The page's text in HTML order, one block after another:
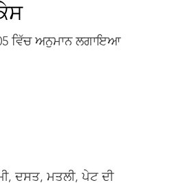
ਵਿੱਚ ਅਨੁਮਾਨ ਲਗਾਇਆ
ਦਸਤ, ਮਤਲੀ, ਪੇਟ ਦੀ